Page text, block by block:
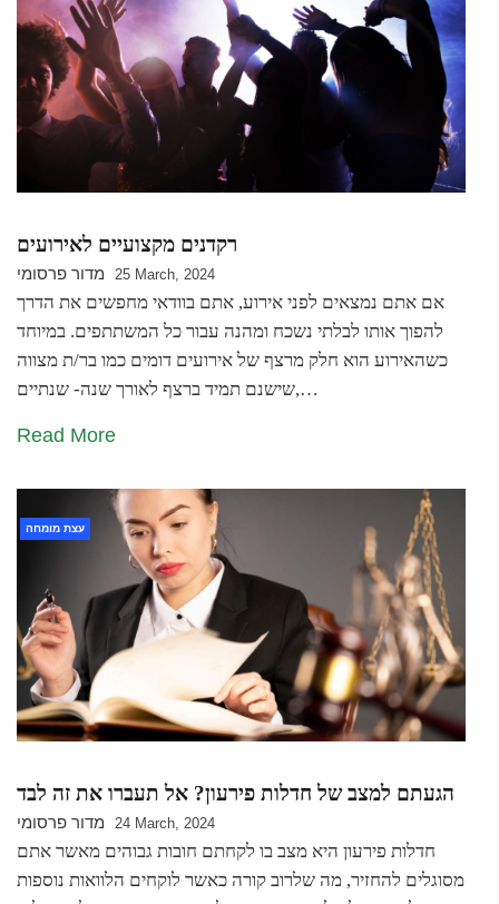
רקדנים מקצועיים לאירועים
מדור פרסומי 25 March, 2024
אם אתם נמצאים לפני אירוע, אתם בוודאי מחפשים את הדרך
להפוך אותו לבלתי נשכח ומהנה עבור כל המשתתפים. במיוחד
כשהאירוע הוא חלק מרצף של אירועים דומים כמו בר/ת מצווה
שישנם תמיד ברצף לאורך שנה- שנתיים,…
Read More
עצת מומחה
הגעתם למצב של חדלות פירעון? אל תעברו את זה לבד
מדור פרסומי 24 March, 2024
חדלות פירעון היא מצב בו לקחתם חובות גבוהים מאשר אתם
מסוגלים להחזיר, מה שלרוב קורה כאשר לוקחים הלוואות נוספות